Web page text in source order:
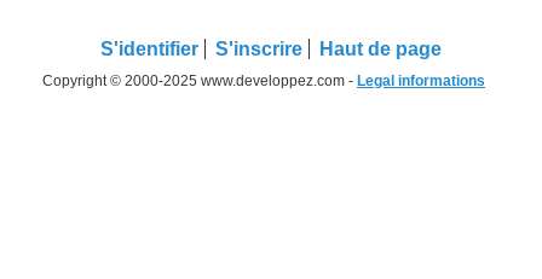
S'identifier S'inscrire Haut de page
Copyright © 2000-2025 www.developpez.com - Legal informations